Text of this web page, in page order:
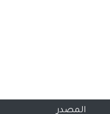
المصدر